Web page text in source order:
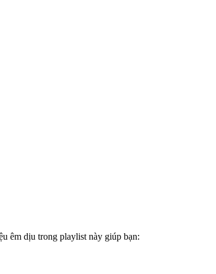
êm dịu trong playlist này giúp bạn: